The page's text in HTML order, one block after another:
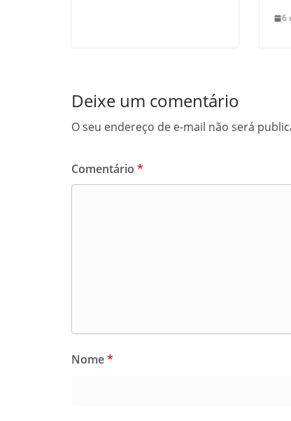
6
Deixe um comentário
O seu endereço de e-mail não será
Comentário *
Nome*